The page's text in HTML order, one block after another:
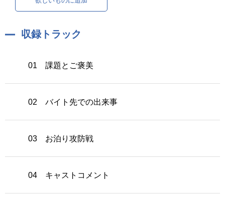
収録トラック
01 課題とご褒美
02 バイト先での出来事
03 お泊り攻防戦
04 キャストコメント